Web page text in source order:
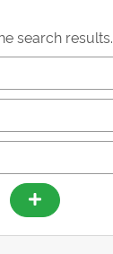
search results.